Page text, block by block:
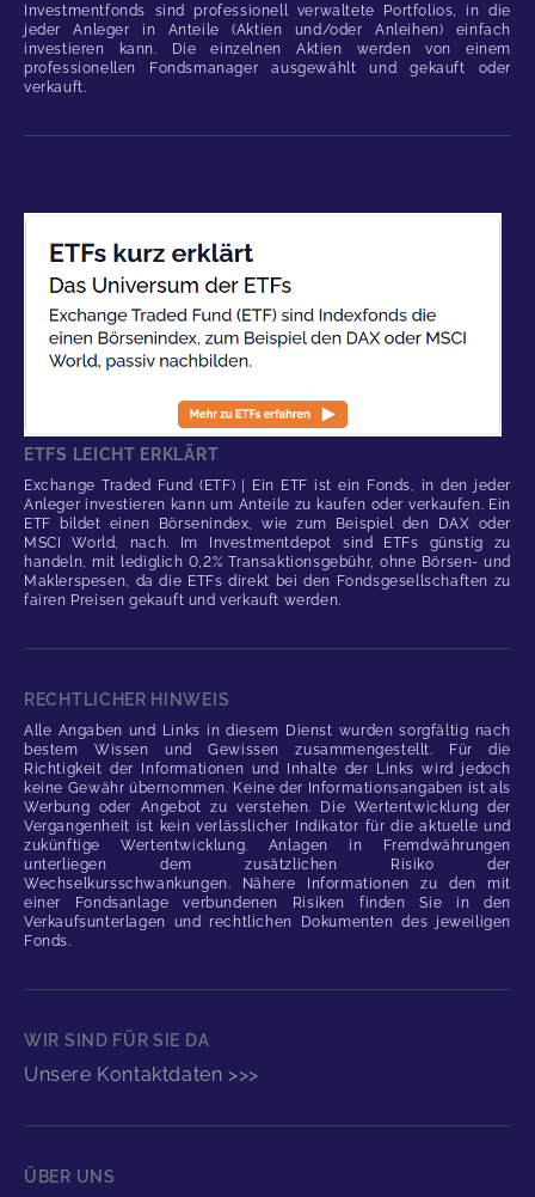
Investmentfonds sind professionell verwaltete Portfolios, in die
jeder Anleger in Anteile (Aktien und/oder Anleihen) einfach
investieren kann. Die einzelnen Aktien werden von einem
professionellen Fondsmanager ausgewählt und gekauft oder
verkauft.
ETFS LEICHT ERKLÄRT
Exchange Traded Fund (ETF) | Ein ETF ist ein Fonds, in den jeder
Anleger investieren kann um Anteile zu kaufen oder verkaufen. Ein
ETF bildet einen Börsenindex, wie zum Beispiel den DAX oder
MSCI World, nach. Im Investmentdepot sind ETFs günstig zu
handeln, mit lediglich 0,2% Transaktionsgebühr, ohne Börsen- und
Maklerspesen, da die ETFs direkt bei den Fondsgesellschaften zu
fairen Preisen gekauft und verkauft werden.
RECHTLICHER HINWEIS
Alle Angaben und Links in diesem Dienst wurden sorgfältig nach
bestem Wissen und Gewissen zusammengestellt. Für die
Richtigkeit der Informationen und Inhalte der Links wird jedoch
keine Gewähr übernommen. Keine der Informationsangaben ist als
Werbung oder Angebot zu verstehen. Die Wertentwicklung der
Vergangenheit ist kein verlässlicher Indikator für die aktuelle und
zukünftige Wertentwicklung. Anlagen in Fremdwährungen
unterliegen dem zusätzlichen Risiko der
Wechselkursschwankungen. Nähere Informationen zu den mit
einer Fondsanlage verbundenen Risiken finden Sie in den
Verkaufsunterlagen und rechtlichen Dokumenten des jeweiligen
Fonds.
WIR SIND FÜR SIE DA
Unsere Kontaktdaten >>>
ÜBER UNS